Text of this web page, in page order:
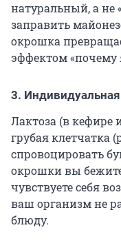
натуральный, а не
заправить
окрошка
эффектом «почему
3.
Лактоза (в кефире
грубая клетчатка
спровоцировать
окрошки вы
чувствуете себя
ваш организм не
блюду.